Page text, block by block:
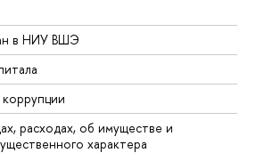
в НИУ ВШЭ
расходах, об имуществе и
характера